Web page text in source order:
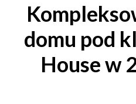
Kredyty
Dokumentacja
20434Projektów z
domu pod
House w